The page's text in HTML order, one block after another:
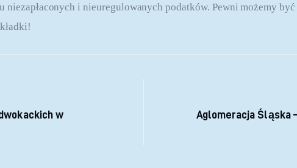
niezapłaconych i nieuregulowanych podatków. Pewni możemy
w
Aglomeracja Śląska